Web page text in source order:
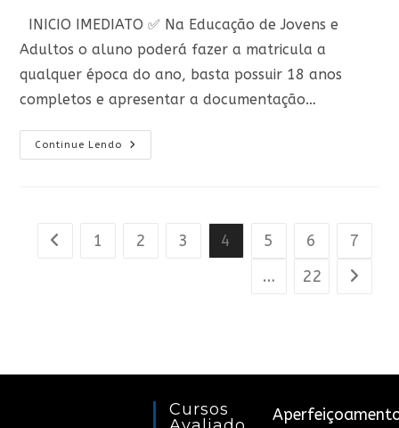
INICIO IMEDIATO ✅ Na Educação de Jovens e
Adultos o aluno poderá fazer a matricula a
qualquer época do ano, basta possuir 18 anos
completos e apresentar a documentação…
Continue Lendo
Supletivo
EJA
Ir para a página anterior
1 2 3 4 5 6
7
…
22 Ir para
Cursos